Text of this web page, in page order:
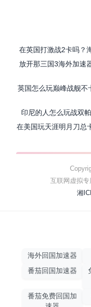
在英国打激战2卡吗？
放开那三国3海外加速
英国怎么玩巅峰战舰不
印尼的人怎么玩战双
在美国玩天涯明月刀总
互联网虚拟
湘
海外回国加速器
番茄回国加速器
番茄免费回国加